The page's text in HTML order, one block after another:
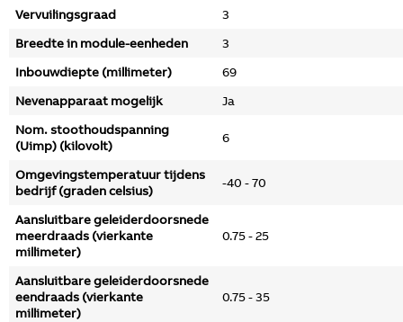
Vervuilingsgraad
3
Breedte in module-eenheden
3
Inbouwdiepte (millimeter)
69
Nevenapparaat mogelijk
Ja
Nom. stoothoudspanning
(Uimp) (kilovolt)
6
Omgevingstemperatuur tijdens
bedrijf (graden celsius)
-40 - 70
Aansluitbare geleiderdoorsnede
meerdraads (vierkante
millimeter)
0.75 - 25
Aansluitbare geleiderdoorsnede
eendraads (vierkante
millimeter)
0.75 - 35